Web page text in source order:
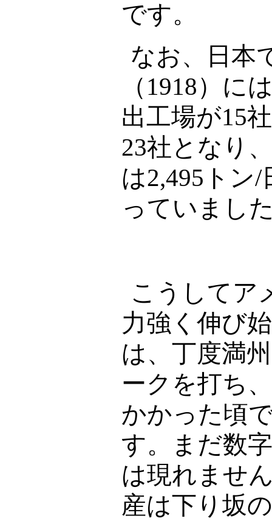
です。
なお、日本
（ 1918）に
出工場が15
23社となり
は2,495 トン/
っていまし
こうしてア
力強く伸び
は、丁度満
ークを打ち
かかった頃
す。まだ数
は現れませ
産は下り坂